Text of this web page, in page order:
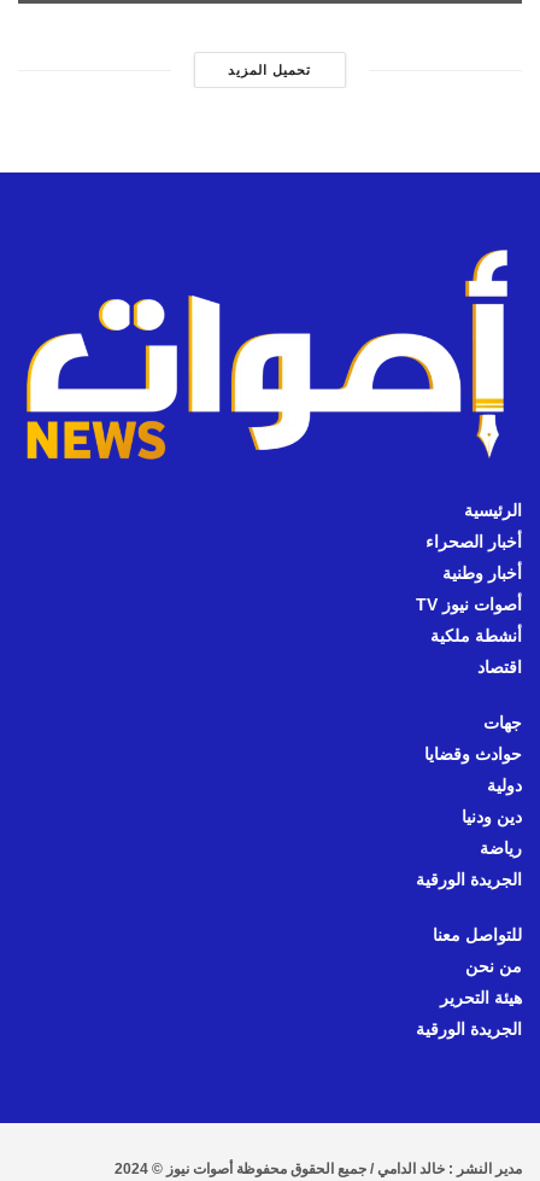
تحميل المزيد
الرئيسية
أخبار الصحراء
أخبار وطنية
أصوات نيوز TV
أنشطة ملكية
اقتصاد
جهات
حوادث وقضايا
دولية
دين ودنيا
رياضة
الجريدة الورقية
للتواصل معنا
من نحن
هيئة التحرير
الجريدة الورقية
مدير النشر : خالد الدامي / جميع الحقوق محفوظة أصوات نيوز © 2024